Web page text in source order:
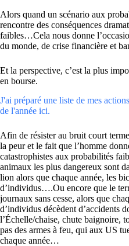
Alors quand un scénario aux
rencontre des conséquences
faibles…Cela nous donne
du monde, de crise financière et
Et la perspective, c’est la plus
en bourse.
J'ai préparé une liste de mes
de l'année ici.
Afin de résister au bruit court
la peur et le fait que l’homme
catastrophistes aux probabilités
animaux les plus dangereux sont
lion alors que chaque année, les
d’individus….Ou encore que le
journaux sans cesse, alors que
d’individus décèdent d’accidents
l’Échelle/chaise, chute baignoire,
pas des armes à feu, qui aux US
chaque année…